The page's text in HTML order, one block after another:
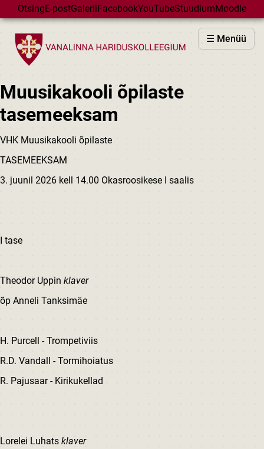
Skip to main content
OtsingE-postGaleriiFacebookYouTubeStuudiumMoodle
☰ Menüü
VHK
VASTUVÕTT
GÜMNAASIUM
MAJAD
Muusikakooli õpilaste
tasemeeksam
VHK Muusikakooli õpilaste
TASEMEEKSAM
3. juunil 2026 kell 14.00 Okasroosikese I saalis
I tase
Theodor Uppin klaver
õp Anneli Tanksimäe
H. Purcell - Trompetiviis
R.D. Vandall - Tormihoiatus
R. Pajusaar - Kirikukellad
Lorelei Luhats klaver